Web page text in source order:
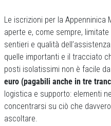
Le iscrizioni per la Appenninica
aperte e, come sempre, limitate
sentieri e qualità
quelle importanti e il tracciato
posti isolatissimi non è facile
euro (pagabili anche in tre
logistica e supporto: elementi
concentrarsi su ciò che
ascoltare.